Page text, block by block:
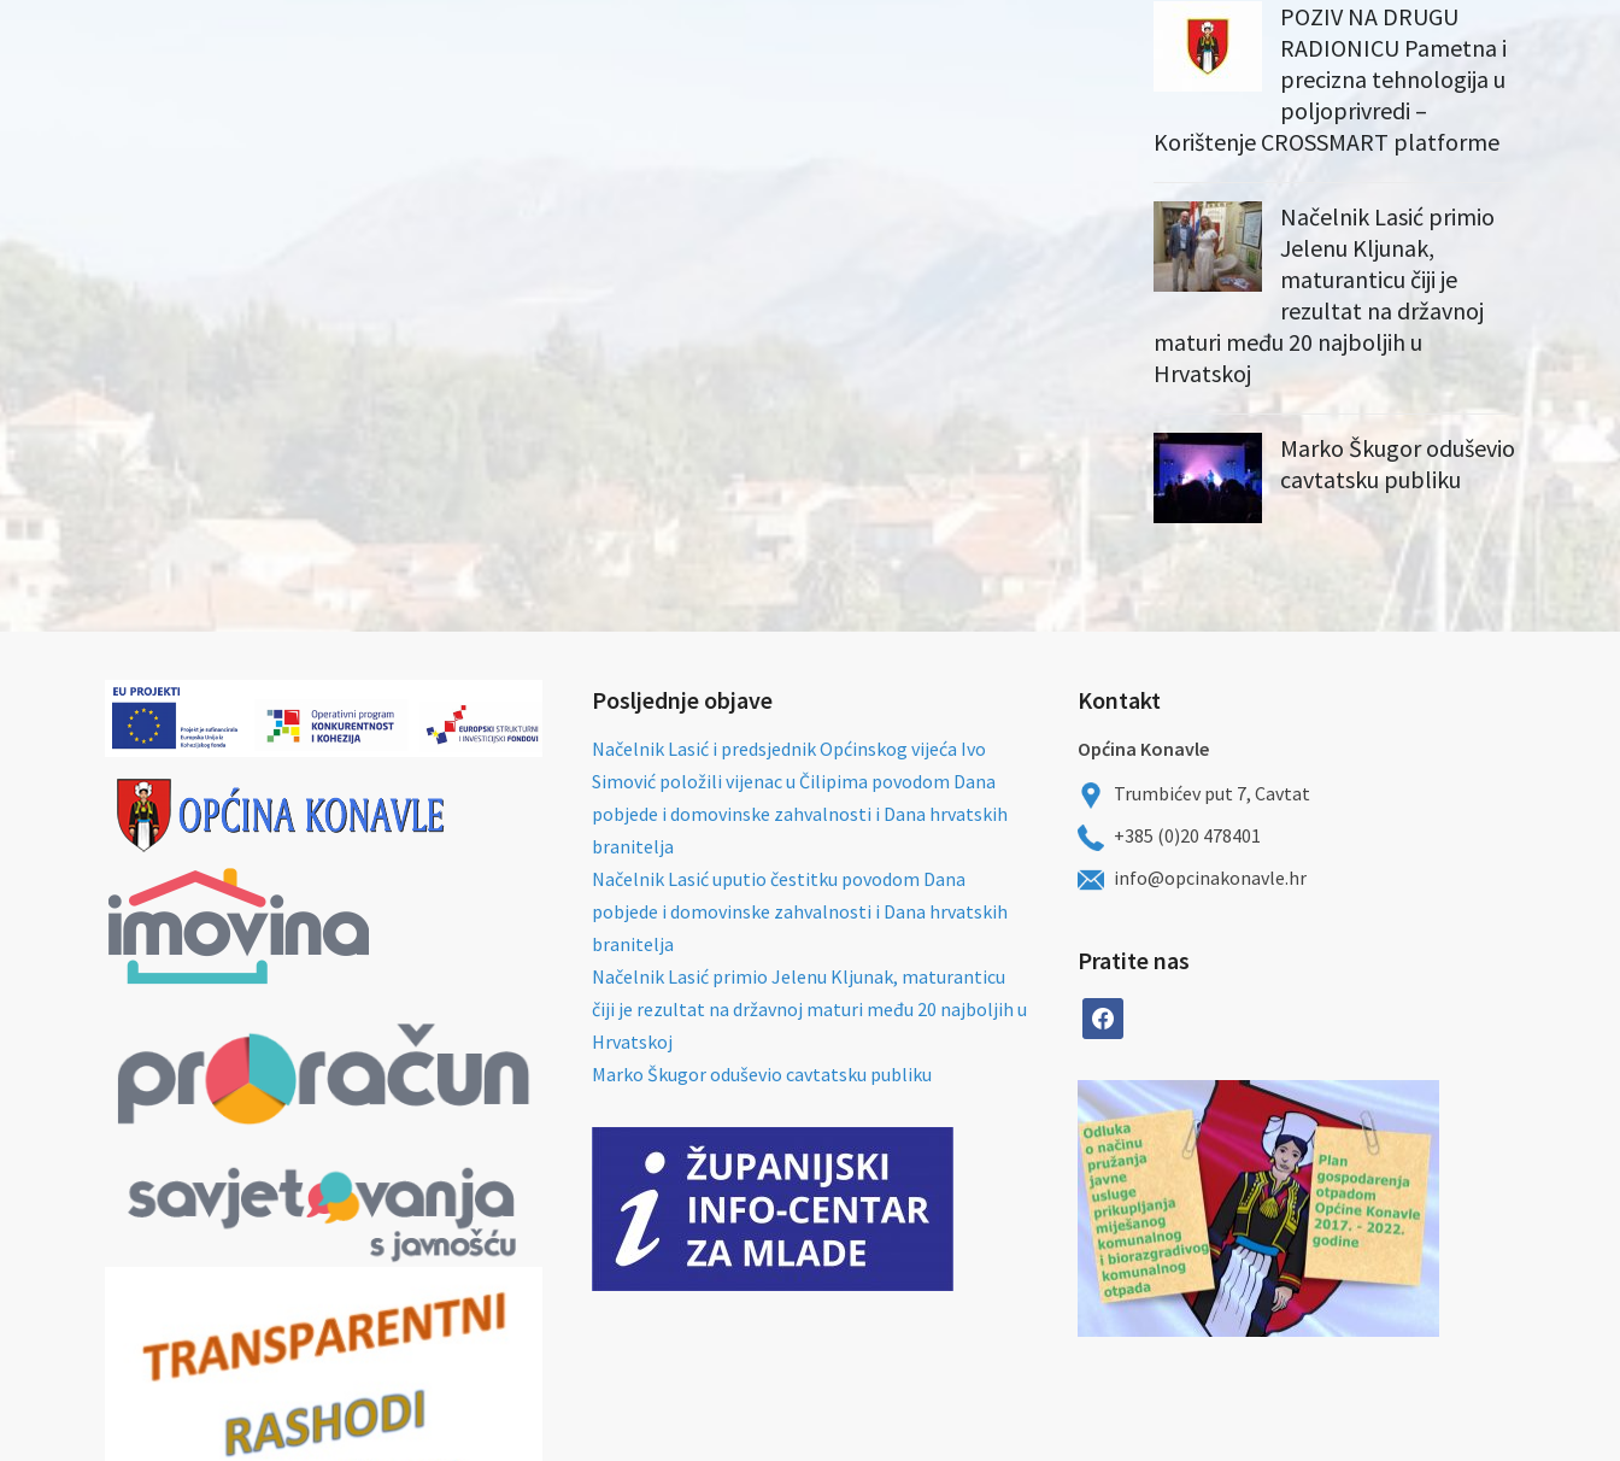
POZIV NA DRUGU
RADIONICU Pametna i
precizna tehnologija u
poljoprivredi –
Korištenje CROSSMART platforme
Načelnik Lasić primio
Jelenu Kljunak,
maturanticu čiji je
rezultat na državnoj
maturi među 20 najboljih u
Hrvatskoj
Marko Škugor oduševio
cavtatsku publiku
Posljednje objave
Načelnik Lasić i predsjednik Općinskog vijeća Ivo
Simović položili vijenac u Čilipima povodom Dana
pobjede i domovinske zahvalnosti i Dana hrvatskih
branitelja
Načelnik Lasić uputio čestitku povodom Dana
pobjede i domovinske zahvalnosti i Dana hrvatskih
branitelja
Načelnik Lasić primio Jelenu Kljunak, maturanticu
čiji je rezultat na državnoj maturi među 20 najboljih u
Hrvatskoj
Marko Škugor oduševio cavtatsku publiku
Kontakt
Općina Konavle
Trumbićev put 7, Cavtat
+385 (0)20 478401
info@opcinakonavle.hr
Pratite nas
facebook